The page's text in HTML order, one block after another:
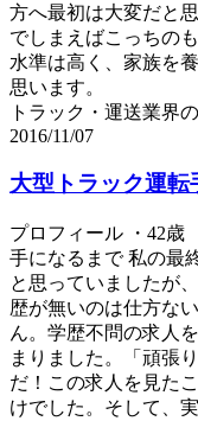
方へ最初は大変だと
でしまえばこっちの
水準は高く、家族を
思います。
トラック・運送業界
2016/11/07
大型トラック運転
プロフィール ・42
手になるまで 私の最
と思っていましたが
歴が無いのは仕方な
ん。学歴不問の求人
まりました。「頑張
だ！この求人を見た
けでした。そして、